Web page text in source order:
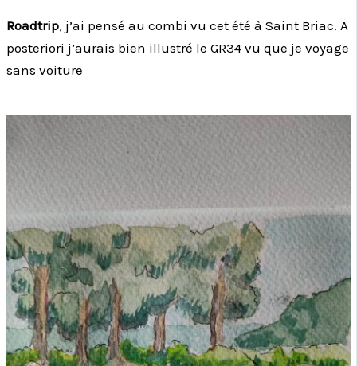
Roadtrip, j’ai pensé au combi vu cet été à Saint Briac. A
posteriori j’aurais bien illustré le GR34 vu que je voyage
sans voiture